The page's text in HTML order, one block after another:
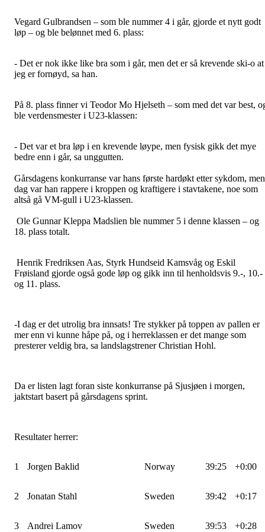
Vegard Gulbrandsen – som ble nummer 4 i går, gjorde et nytt godt
løp – og ble belønnet med 6. plass:
- Det er nok ikke like bra som i går, men det er så krevende ski-o at
jeg er fornøyd, sa han.
På 8. plass finner vi Teodor Mo Hjelseth – som med det var best,
ble verdensmester i U23-klassen:
- Det var et bra løp i en krevende løype, men fysisk gikk det mye
bedre enn i går, sa unggutten.
Gårsdagens konkurranse var hans første hardøkt etter sykdom,
dag var han rappere i kroppen og kraftigere i stavtakene, noe som
altså gå VM-gull i U23-klassen.
Ole Gunnar Kleppa Madslien ble nummer 5 i denne klassen – og
18. plass totalt.
Henrik Fredriksen Aas, Styrk Hundseid Kamsvåg og Eskil
Frøisland gjorde også gode løp og gikk inn til henholdsvis 9.-, 10.-
og 11. plass.
-I dag er det utrolig bra innsats! Tre stykker på toppen av pallen er
mer enn vi kunne håpe på, og i herreklassen er det mange som
presterer veldig bra, sa landslagstrener Christian Hohl.
Da er listen lagt foran siste konkurranse på Sjusjøen i morgen,
jaktstart basert på gårsdagens sprint.
Resultater herrer:
1 Jorgen Baklid Norway 39:25 +0:00
2 Jonatan Stahl Sweden 39:42 +0:17
3 Andrei Lamov Sweden 39:53 +0:28